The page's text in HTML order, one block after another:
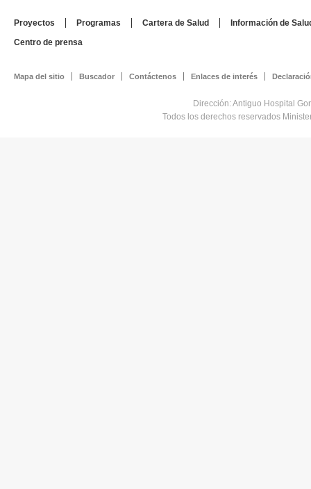
Proyectos Programas Cartera de Salud
Información de
Centro de prensa
Mapa del sitio Buscador Contáctenos Enlaces de interés
Dirección: Antiguo Hospital
Todos los derechos reservados